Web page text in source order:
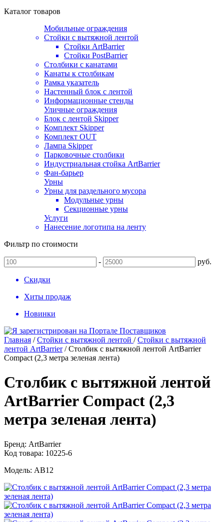
Каталог товаров
Мобильные ограждения
Стойки с вытяжной лентой
Стойки ArtBarrier
Стойки PostBarrier
Столбики с канатами
Канаты к столбикам
Рамка указатель
Настенный блок с лентой
Информационные стенды
Уличные ограждения
Блок с лентой Skipper
Комплект Skipper
Комплект OUT
Лампа Skipper
Парковочные столбики
Индустриальная стойка ArtBarrier
Фан-барьер
Урны
Урны для раздельного мусора
Модульные урны
Секционные урны
Услуги
Нанесение логотипа на ленту
Фильтр по стоимости
- руб.
Скидки
Хиты продаж
Новинки
Главная /Стойки с вытяжной лентой /Стойки с вытяжной
лентой ArtBarrier/Столбик с вытяжной лентой ArtBarrier
Соmpact (2,3 метра зеленая лента)
Столбик с вытяжной лентой
ArtBarrier Соmpact (2,3
метра зеленая лента)
Бренд: ArtBarrier
Код товара: 10225-6
Модель: АВ12